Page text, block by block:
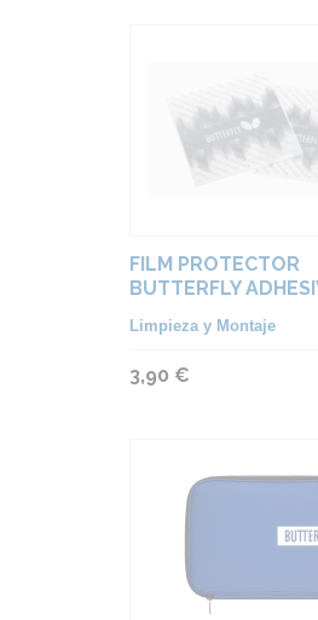
FILM PROTECTOR
BUTTERFLY
Limpieza y Montaje
3,90 €